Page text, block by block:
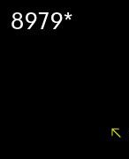
8979*